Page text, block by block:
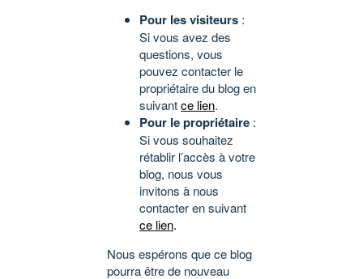
Pour les visiteurs :
Si vous avez des
questions, vous
pouvez contacter le
propriétaire du blog en
suivantce lien.
Pour le propriétaire :
Si vous souhaitez
rétablir l’accès à votre
blog, nous vous
invitons à nous
contacter en suivant
ce lien.
Nous espérons que ce blog
pourra être de nouveau